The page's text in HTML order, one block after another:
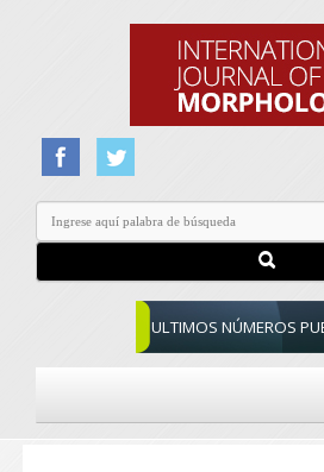
ULTIMOS NÚMEROS